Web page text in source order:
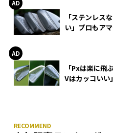
「ステンレス
い」プロもア
「Pxは楽に飛
Vはカッコいい